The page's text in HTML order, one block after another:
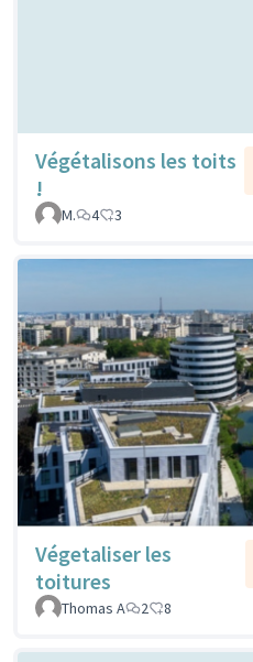
Végétalisons les toits
!
M.
4 3
Végetaliser les
toitures
Thomas A
2 8